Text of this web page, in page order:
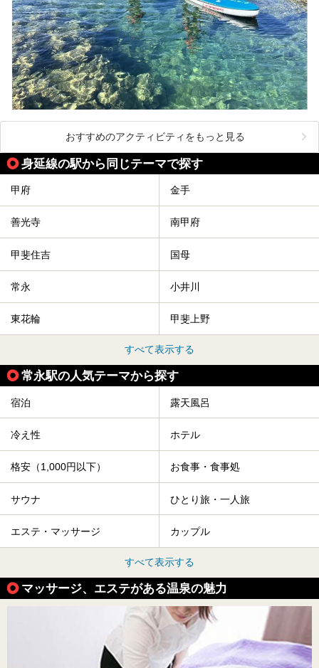
おすすめのアクティビティをもっと見る
身延線の駅から同じテーマで探す
甲府 金手
善光寺 南甲府
甲斐住吉 国母
常永 小井川
東花輪 甲斐上野
すべて表示する
常永駅の人気テーマから探す
宿泊 露天風呂
冷え性 ホテル
格安（1,000円以下） お食事・食事処
サウナ ひとり旅・一人旅
エステ・マッサージ カップル
すべて表示する
マッサージ、エステがある温泉の魅力